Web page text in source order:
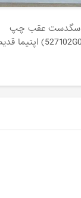
سگدست عقب چپ